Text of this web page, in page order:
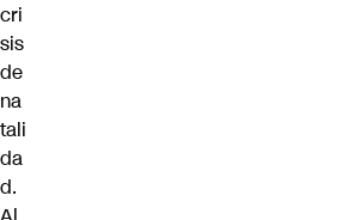
cri
sis
de
na
tali
da
d.